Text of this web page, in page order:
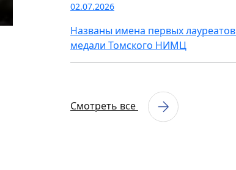
02.07.2026
Названы имена первых
медали Томского НИМЦ
Смотреть все